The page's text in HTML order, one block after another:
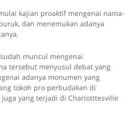
kajian proaktif mengenai nama-
dan menemukan adanya
muncul mengenai
tersebut menyusul debat yang
adanya monumen yang
tokoh pro perbudakan di
yang terjadi di Charlotttesville